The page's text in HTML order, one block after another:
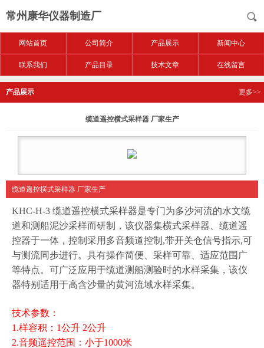
常州康华仪器制造厂
网站首页 公司简介 产品展示 新闻中心
联系我们 产品目录 技术文章 在线留言
产品展示 更多>>
缆道遥控横式采样器 厂家生产
缆道遥控横式采样器 厂家生产
KHC-H-3 缆道遥控横式采样器是专门为多沙河流的水文缆
道和测船泥沙采样而研制，该仪器集横式采样器、缆道遥
控器于一体，控制采用多音频道控制,带开关仓信号指示,可
与测流同步进行。具有操作简便、采样可靠、适应范围广
等特点。可广泛应用于缆道测船测验时的水样采集，该仪
器特别适用于高含沙量的黄河流域水样采集。
技术参数：
1.样容积：1公升 2公升
2.音频遥控范围：小于1000米